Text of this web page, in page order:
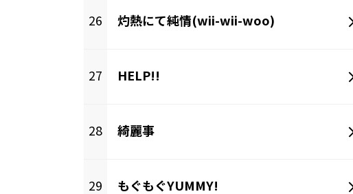
26 灼熱にて純情(wii-wii-woo)
27 HELP!!
28 綺麗事
29 もぐもぐYUMMY!